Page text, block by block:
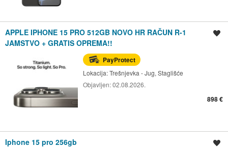
APPLE IPHONE 15 PRO 512GB NOVO HR RAČUN R-1
JAMSTVO + GRATIS OPREMA!!
PayProtect
Lokacija:Trešnjevka - Jug, Staglišće
Objavljen:02.08.2026.
898 €
Iphone 15 pro 256gb